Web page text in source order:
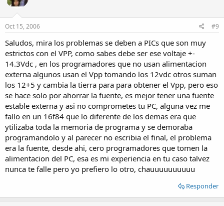
Oct 15, 2006 #9
Saludos, mira los problemas se deben a PICs que son muy
estrictos con el VPP, como sabes debe ser ese voltaje +-
14.3Vdc , en los programadores que no usan alimentacion
externa algunos usan el Vpp tomando los 12vdc otros suman
los 12+5 y cambia la tierra para para obtener el Vpp, pero eso
se hace solo por ahorrar la fuente, es mejor tener una fuente
estable externa y asi no comprometes tu PC, alguna vez me
fallo en un 16f84 que lo diferente de los demas era que
ytilizaba toda la memoria de programa y se demoraba
programandolo y al parecer no escribia el final, el problema
era la fuente, desde ahi, cero programadores que tomen la
alimentacion del PC, esa es mi experiencia en tu caso talvez
nunca te falle pero yo prefiero lo otro, chauuuuuuuuuu
Responder